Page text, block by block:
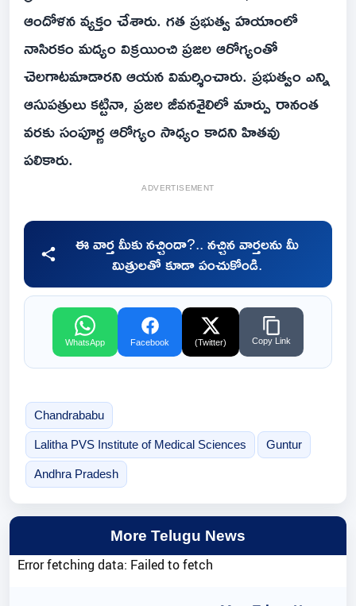
ఆందోళన వ్యక్తం చేశారు. గత ప్రభుత్వ హయాంలో
నాసిరకం మద్యం విక్రయించి ప్రజల ఆరోగ్యంతో
చెలగాటమాడారని ఆయన విమర్శించారు. ప్రభుత్వం ఎన్ని
ఆసుపత్రులు కట్టినా, ప్రజల జీవనశైలిలో మార్పు రానంత
వరకు సంపూర్ణ ఆరోగ్యం సాధ్యం కాదని హితవు
పలికారు.
ADVERTISEMENT
ఈ వార్త మీకు నచ్చిందా?.. నచ్చిన వార్తలను మీ
మిత్రులతో కూడా పంచుకోండి.
WhatsApp Facebook (Twitter) Copy Link
Chandrababu
Lalitha PVS Institute of Medical Sciences Guntur
Andhra Pradesh
More Telugu News
Error fetching data: Failed to fetch